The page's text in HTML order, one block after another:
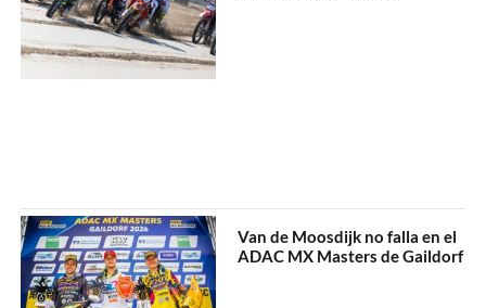
Van de Moosdijk no falla en el
ADAC MX Masters de Gaildorf